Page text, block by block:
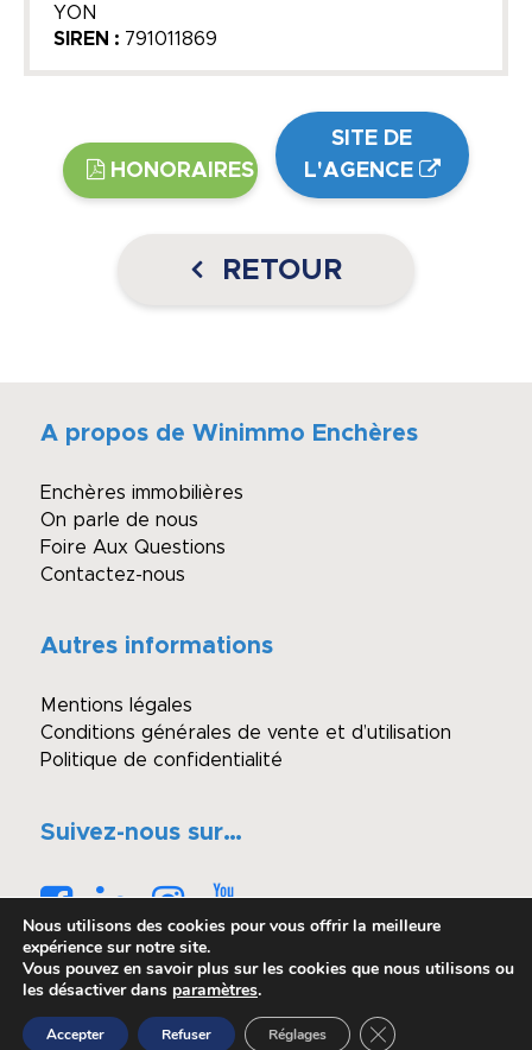
YON
SIREN : 791011869
HONORAIRES
SITE DE
L'AGENCE
RETOUR
A propos de Winimmo Enchères
Enchères immobilières
On parle de nous
Foire Aux Questions
Contactez-nous
Autres informations
Mentions légales
Conditions générales de vente et d’utilisation
Politique de confidentialité
Suivez-nous sur…
© Copyright - Winimmo enchères
Réalisé par OASIS Projet
Nous utilisons des cookies pour vous offrir la meilleure
expérience sur notre site.
Vous pouvez en savoir plus sur les cookies que nous utilisons ou
les désactiver dans paramètres.
Accepter Refuser Réglages Fermer la bannière